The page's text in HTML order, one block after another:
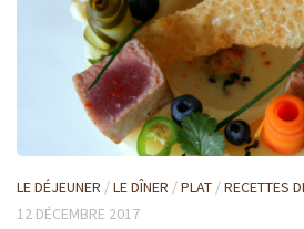
LE DÉJEUNER /LE DÎNER /PLAT /RECETTES
12 DÉCEMBRE 2017